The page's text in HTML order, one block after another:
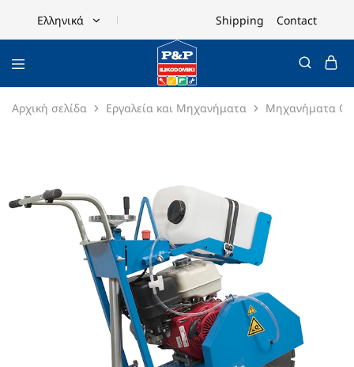
Ελληνικά
English
Shipping Contact
Αρχική σελίδα Εργαλεία και Μηχανήματα Mηχανήματα